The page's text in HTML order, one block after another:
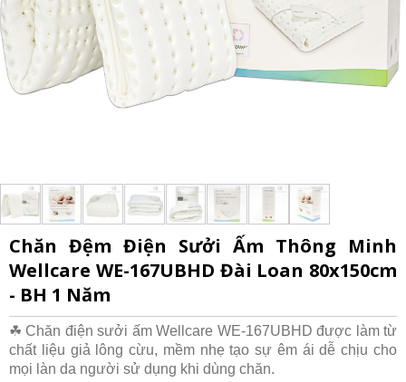
Chăn Đệm Điện Sưởi Ấm Thông Minh
Wellcare WE-167UBHD Đài Loan 80x150cm
- BH 1 Năm
☘ Chăn điện sưởi ấm Wellcare WE-167UBHD được làm từ
chất liệu giả lông cừu, mềm nhẹ tạo sự êm ái dễ chịu cho
mọi làn da người sử dụng khi dùng chăn.